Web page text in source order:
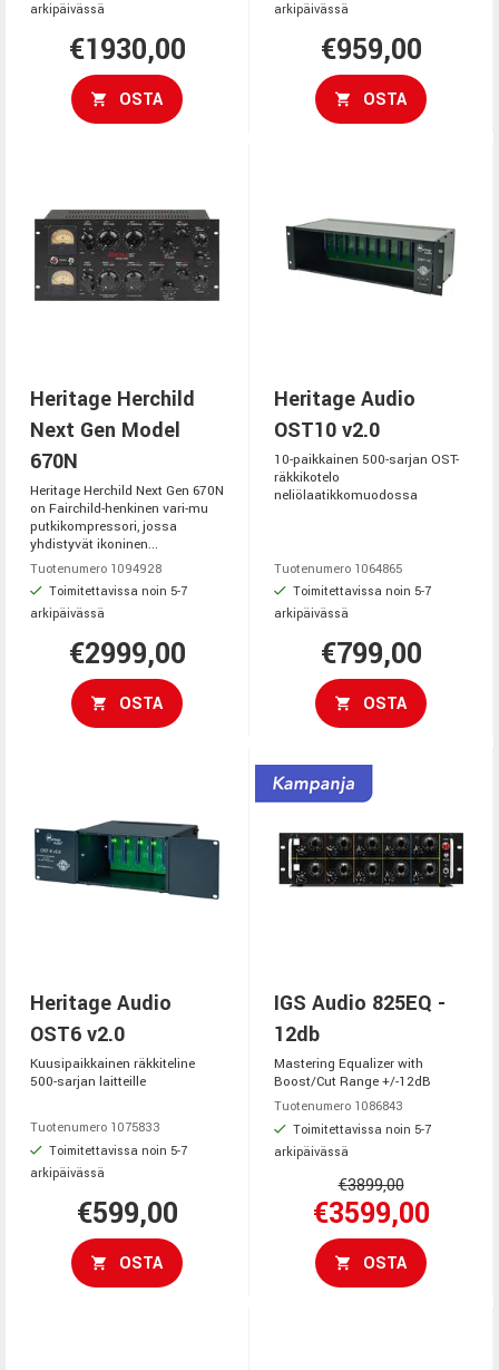
arkipäivässä
€1930,00
OSTA
arkipäivässä
€959,00
OSTA
Heritage Herchild
Next Gen Model
670N
Heritage Herchild Next Gen 670N
on Fairchild-henkinen vari-mu
putkikompressori, jossa
yhdistyvät ikoninen...
Tuotenumero 1094928
Toimitettavissa noin 5-7
arkipäivässä
€2999,00
OSTA
Heritage Audio
OST10 v2.0
10-paikkainen 500-sarjan OST-
räkkikotelo
neliölaatikkomuodossa
Tuotenumero 1064865
Toimitettavissa noin 5-7
arkipäivässä
€799,00
OSTA
Heritage Audio
OST6 v2.0
Kuusipaikkainen räkkiteline
500-sarjan laitteille
Tuotenumero 1075833
Toimitettavissa noin 5-7
arkipäivässä
€599,00
OSTA
IGS Audio 825EQ -
12db
Mastering Equalizer with
Boost/Cut Range +/-12dB
Tuotenumero 1086843
Toimitettavissa noin 5-7
arkipäivässä
€3899,00
€3599,00
OSTA